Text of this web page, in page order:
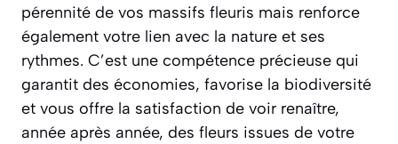
pérennité de vos massifs fleuris mais renforce
également votre lien avec la nature et ses
rythmes. C’est une compétence précieuse qui
garantit des économies, favorise la biodiversité
et vous offre la satisfaction de voir renaître,
année après année, des fleurs issues de votre